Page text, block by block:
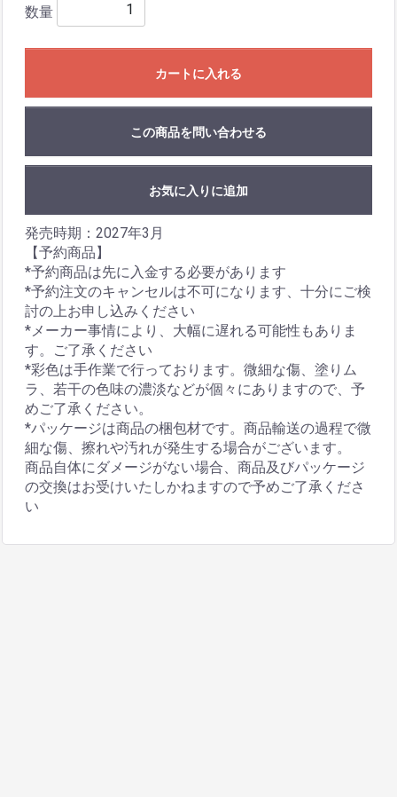
数量
カートに入れる
この商品を問い合わせる
お気に入りに追加
発売時期：2027年3月
【予約商品】
*予約商品は先に入金する必要があります
*予約注文のキャンセルは不可になります、十分にご検
討の上お申し込みください
*メーカー事情により、大幅に遅れる可能性もありま
す。ご了承ください
*彩色は手作業で行っております。微細な傷、塗りム
ラ、若干の色味の濃淡などが個々にありますので、予
めご了承ください。
*パッケージは商品の梱包材です。商品輸送の過程で微
細な傷、擦れや汚れが発生する場合がございます。
商品自体にダメージがない場合、商品及びパッケージ
の交換はお受けいたしかねますので予めご了承くださ
い